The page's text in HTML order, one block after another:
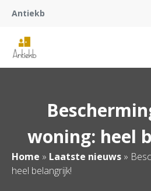
Antiekb
woning: heel
Home » Laatste nieuws »
heel belangrijk!